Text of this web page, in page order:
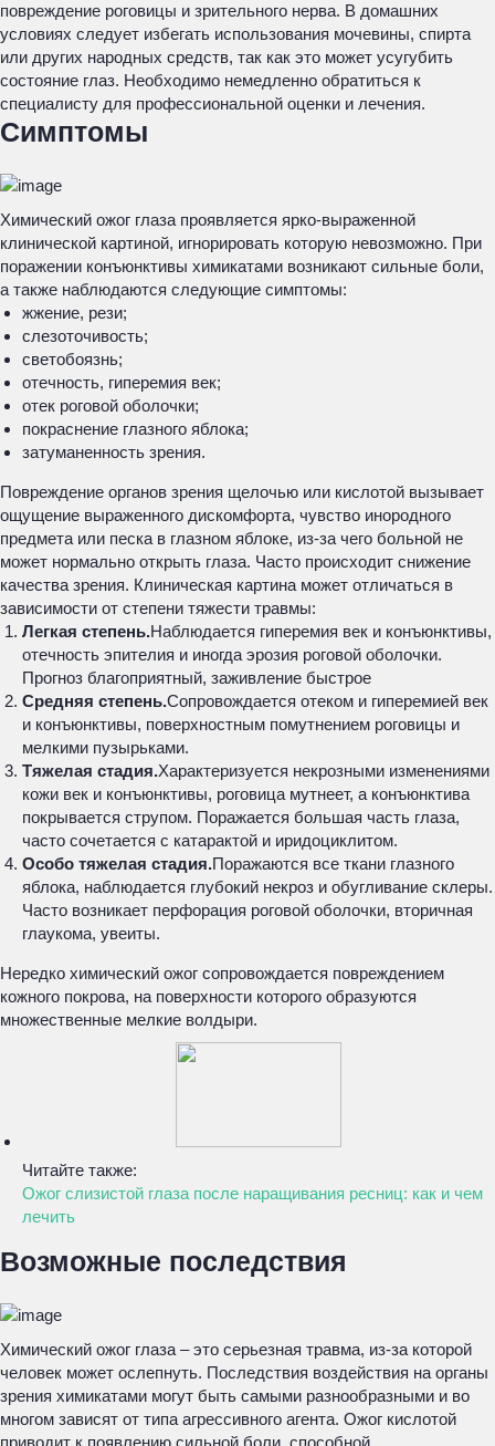
повреждение роговицы и зрительного нерва. В домашних
условиях следует избегать использования мочевины, спирта
или других народных средств, так как это может усугубить
состояние глаз. Необходимо немедленно обратиться к
специалисту для профессиональной оценки и лечения.
Симптомы
Химический ожог глаза проявляется ярко-выраженной
клинической картиной, игнорировать которую невозможно. При
поражении конъюнктивы химикатами возникают сильные боли,
а также наблюдаются следующие симптомы:
жжение, рези;
слезоточивость;
светобоязнь;
отечность, гиперемия век;
отек роговой оболочки;
покраснение глазного яблока;
затуманенность зрения.
Повреждение органов зрения щелочью или кислотой вызывает
ощущение выраженного дискомфорта, чувство инородного
предмета или песка в глазном яблоке, из-за чего больной не
может нормально открыть глаза. Часто происходит снижение
качества зрения. Клиническая картина может отличаться в
зависимости от степени тяжести травмы:
Легкая степень.Наблюдается гиперемия век и конъюнктивы,
отечность эпителия и иногда эрозия роговой оболочки.
Прогноз благоприятный, заживление быстрое
Средняя степень.Сопровождается отеком и гиперемией век
и конъюнктивы, поверхностным помутнением роговицы и
мелкими пузырьками.
Тяжелая стадия.Характеризуется некрозными изменениями
кожи век и конъюнктивы, роговица мутнеет, а конъюнктива
покрывается струпом. Поражается большая часть глаза,
часто сочетается с катарактой и иридоциклитом.
Особо тяжелая стадия.Поражаются все ткани глазного
яблока, наблюдается глубокий некроз и обугливание склеры.
Часто возникает перфорация роговой оболочки, вторичная
глаукома, увеиты.
Нередко химический ожог сопровождается повреждением
кожного покрова, на поверхности которого образуются
множественные мелкие волдыри.
Читайте также:
Ожог слизистой глаза после наращивания ресниц: как и чем
лечить
Возможные последствия
Химический ожог глаза – это серьезная травма, из-за которой
человек может ослепнуть. Последствия воздействия на органы
зрения химикатами могут быть самыми разнообразными и во
многом зависят от типа агрессивного агента. Ожог кислотой
приводит к появлению сильной боли, способной